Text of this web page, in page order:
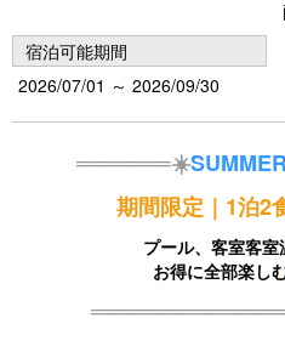
宿泊可能期間
2026/07/01 ～ 2026/09/30
══════☀️
期間限定｜1泊2
プール、客室客
お得に全部楽し